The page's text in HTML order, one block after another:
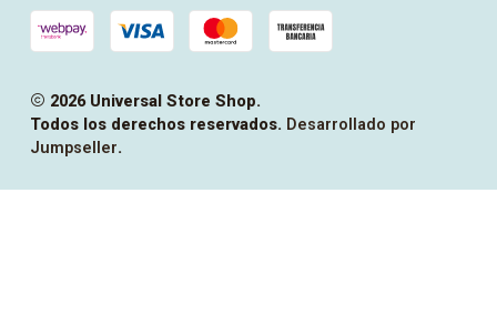
2026 Universal Store Shop.
Todos los derechos reservados. Desarrollado por
Jumpseller.